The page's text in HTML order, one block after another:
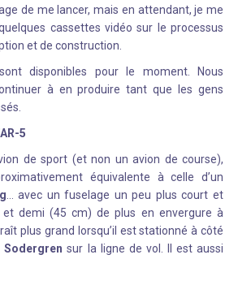
de me lancer, mais en attendant, je me
cassettes vidéo sur le processus
et de construction.
disponibles pour le moment. Nous
à en produire tant que les gens
5
de sport (et non un avion de course),
équivalente à celle d’un
… avec un fuselage un peu plus court et
et demi (45 cm) de plus en envergure à
plus grand lorsqu’il est stationné à côté
Sodergren sur la ligne de vol. Il est aussi